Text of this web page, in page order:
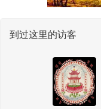
到过这里的访客